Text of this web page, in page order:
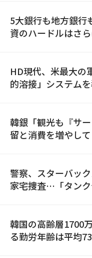
5大銀行も地方銀
資のハードルはさ
HD現代、米最大の
的溶接」システム
韓銀「観光も『サ
留と消費を増やして
警察、スターバッ
家宅捜査…「タン
韓国の高齢層1700
る勤労年齢は平均